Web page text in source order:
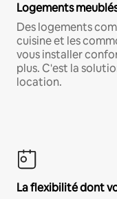
Logements
Des logements
cuisine et les
vous installer
plus. C'est la
location.
La flexibilité dont